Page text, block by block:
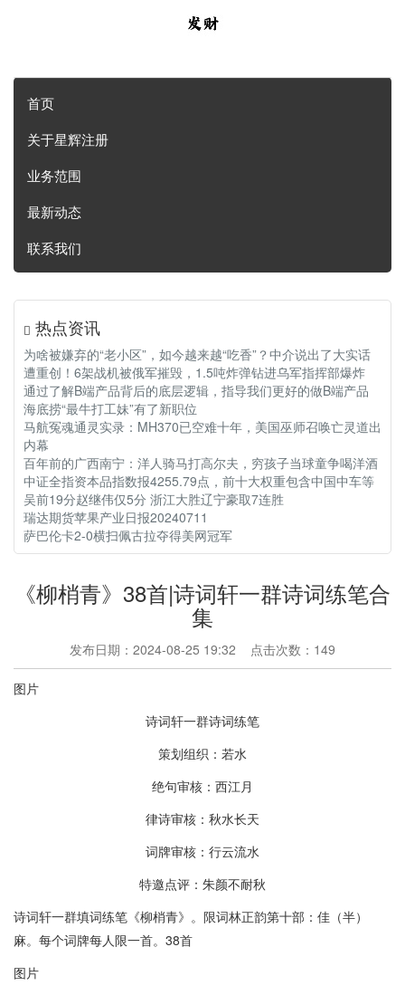
首页
关于星辉注册
业务范围
最新动态
联系我们
热点资讯
为啥被嫌弃的“老小区”，如今越来越“吃香”？中介说出了大实话
遭重创！6架战机被俄军摧毁，1.5吨炸弹钻进乌军指挥部爆炸
通过了解B端产品背后的底层逻辑，指导我们更好的做B端产品
海底捞“最牛打工妹”有了新职位
马航冤魂通灵实录：MH370已空难十年，美国巫师召唤亡灵道出
内幕
百年前的广西南宁：洋人骑马打高尔夫，穷孩子当球童争喝洋酒
中证全指资本品指数报4255.79点，前十大权重包含中国中车等
吴前19分赵继伟仅5分 浙江大胜辽宁豪取7连胜
瑞达期货苹果产业日报20240711
萨巴伦卡2-0横扫佩古拉夺得美网冠军
《柳梢青》38首|诗词轩一群诗词练笔合
集
发布日期：2024-08-25 19:32 点击次数：149
图片
诗词轩一群诗词练笔
策划组织：若水
绝句审核：西江月
律诗审核：秋水长天
词牌审核：行云流水
特邀点评：朱颜不耐秋
诗词轩一群填词练笔《柳梢青》。限词林正韵第十部：佳（半）
麻。每个词牌每人限一首。38首
图片